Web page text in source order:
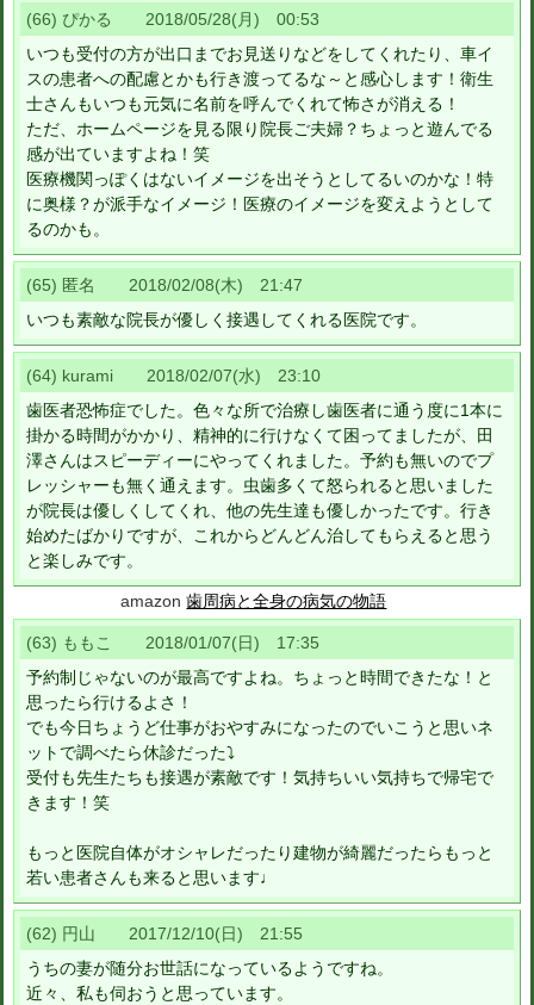
(66) ぴかる 2018/05/28(月) 00:53
いつも受付の方が出口までお見送りなどをしてくれたり、車イ
スの患者への配慮とかも行き渡ってるな～と感心します！衛生
士さんもいつも元気に名前を呼んでくれて怖さが消える！
ただ、ホームページを見る限り院長ご夫婦？ちょっと遊んでる
感が出ていますよね！笑
医療機関っぽくはないイメージを出そうとしてるいのかな！特
に奥様？が派手なイメージ！医療のイメージを変えようとして
るのかも。
(65) 匿名 2018/02/08(木) 21:47
いつも素敵な院長が優しく接遇してくれる医院です。
(64) kurami 2018/02/07(水) 23:10
歯医者恐怖症でした。色々な所で治療し歯医者に通う度に1本に
掛かる時間がかかり、精神的に行けなくて困ってましたが、田
澤さんはスピーディーにやってくれました。予約も無いのでプ
レッシャーも無く通えます。虫歯多くて怒られると思いました
が院長は優しくしてくれ、他の先生達も優しかったです。行き
始めたばかりですが、これからどんどん治してもらえると思う
と楽しみです。
amazon歯周病と全身の病気の物語
(63) ももこ 2018/01/07(日) 17:35
予約制じゃないのが最高ですよね。ちょっと時間できたな！と
思ったら行けるよさ！
でも今日ちょうど仕事がおやすみになったのでいこうと思いネ
ットで調べたら休診だった⤵
受付も先生たちも接遇が素敵です！気持ちいい気持ちで帰宅で
きます！笑
もっと医院自体がオシャレだったり建物が綺麗だったらもっと
若い患者さんも来ると思います♩
(62) 円山 2017/12/10(日) 21:55
うちの妻が随分お世話になっているようですね。
近々、私も伺おうと思っています。